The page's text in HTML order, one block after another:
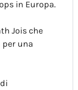
in Europa.
Jois che
una